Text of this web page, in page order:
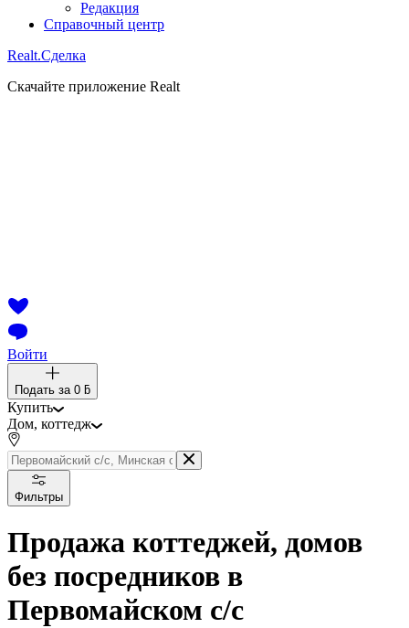
Редакция
Справочный центр
Realt.Сделка
Скачайте приложение Realt
Войти
Подать за 0 ƃ
Купить
Дом, коттедж
Фильтры
Продажа коттеджей, домов
без посредников в
Первомайском с/с